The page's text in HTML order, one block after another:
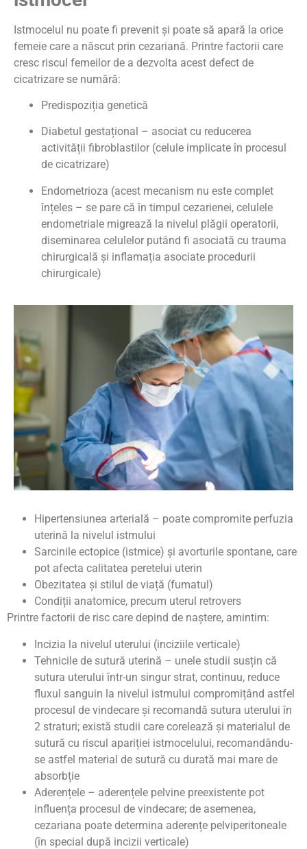
Istmocelul nu poate fi prevenit și poate să apară la orice
femeie care a născut prin cezariană. Printre factorii care
cresc riscul femeilor de a dezvolta acest defect de
cicatrizare se numără:
Predispoziția genetică
Diabetul gestațional – asociat cu reducerea
activității fibroblastilor (celule implicate în procesul
de cicatrizare)
Endometrioza (acest mecanism nu este complet
înțeles – se pare că în timpul cezarienei, celulele
endometriale migrează la nivelul plăgii operatorii,
diseminarea celulelor putând fi asociată cu trauma
chirurgicală și inflamația asociate procedurii
chirurgicale)
Hipertensiunea arterială – poate compromite perfuzia
uterină la nivelul istmului
Sarcinile ectopice (istmice) și avorturile spontane, care
pot afecta calitatea peretelui uterin
Obezitatea și stilul de viață (fumatul)
Condiții anatomice, precum uterul retrovers
Printre factorii de risc care depind de naștere, amintim:
Incizia la nivelul uterului (inciziile verticale)
Tehnicile de sutură uterină – unele studii susțin că
sutura uterului într-un singur strat, continuu, reduce
fluxul sanguin la nivelul istmului compromițând astfel
procesul de vindecare și recomandă sutura uterului în
2 straturi; există studii care corelează și materialul de
sutură cu riscul apariției istmocelului, recomandându-
se astfel material de sutură cu durată mai mare de
absorbție
Aderențele – aderențele pelvine preexistente pot
influența procesul de vindecare; de asemenea,
cezariana poate determina aderențe pelviperitoneale
(în special după incizii verticale)